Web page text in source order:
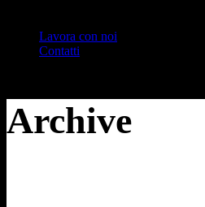
Lavora con noi
Contatti
Archive